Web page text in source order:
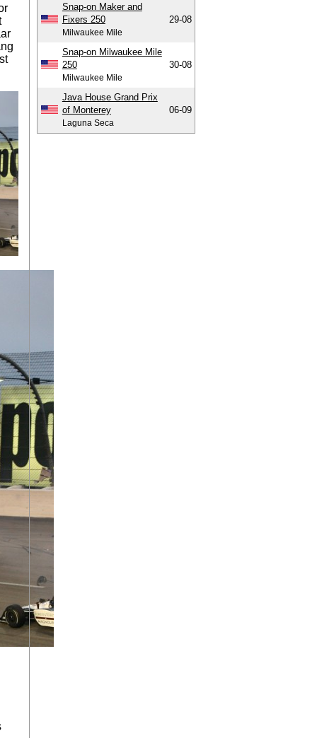
Snap-on Maker and
Fixers 250
Milwaukee Mile
29-08
Snap-on Milwaukee Mile
250
Milwaukee Mile
30-08
Java House Grand Prix
of Monterey
Laguna Seca
06-09